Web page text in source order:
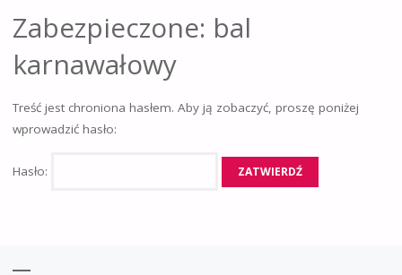
Zabezpieczone: bal
karnawałowy
Treść jest chroniona hasłem. Aby ją zobaczyć, proszę poniżej
wprowadzić hasło:
Hasło: